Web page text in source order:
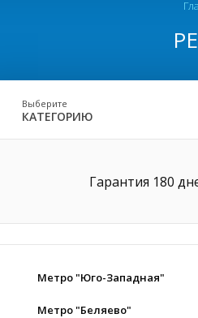
Выберите
КАТЕГОРИЮ
Гарантия 180
Метро "Юго-Западная"
Метро "Беляево"